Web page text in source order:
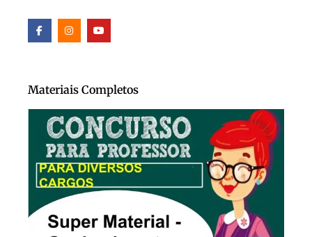
Materiais Completos